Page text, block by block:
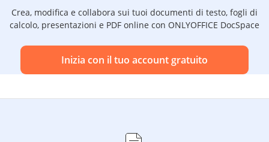
Crea, modifica e collabora sui tuoi documenti di testo, fogli di
calcolo, presentazioni e PDF online con ONLYOFFICE DocSpace
Inizia con il tuo account gratuito